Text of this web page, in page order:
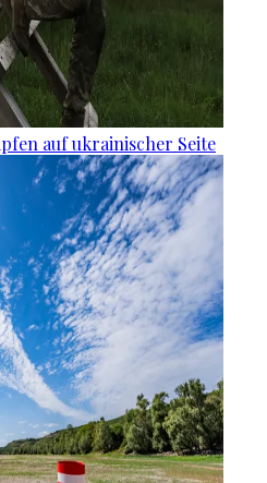
auf ukrainischer Seite